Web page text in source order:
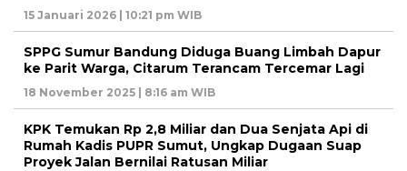
15 Januari 2026 | 10:21 pm WIB
SPPG Sumur Bandung Diduga Buang Limbah Dapur
ke Parit Warga, Citarum Terancam Tercemar Lagi
18 November 2025 | 8:16 am WIB
KPK Temukan Rp 2,8 Miliar dan Dua Senjata Api di
Rumah Kadis PUPR Sumut, Ungkap Dugaan Suap
Proyek Jalan Bernilai Ratusan Miliar